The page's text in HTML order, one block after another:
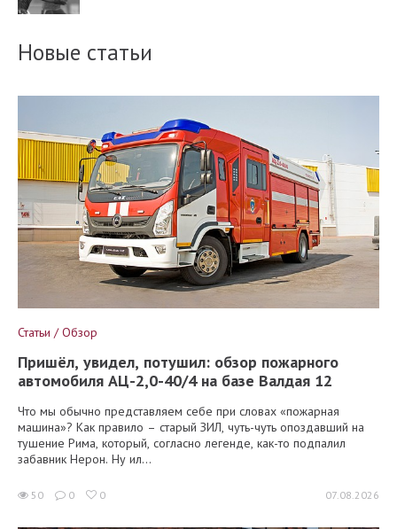
Новые статьи
Статьи / Обзор
Пришёл, увидел, потушил: обзор пожарного
автомобиля АЦ-2,0-40/4 на базе Валдая 12
Что мы обычно представляем себе при словах «пожарная
машина»? Как правило – старый ЗИЛ, чуть-чуть опоздавший на
тушение Рима, который, согласно легенде, как-то подпалил
забавник Нерон. Ну ил...
50 0 0 07.08.2026